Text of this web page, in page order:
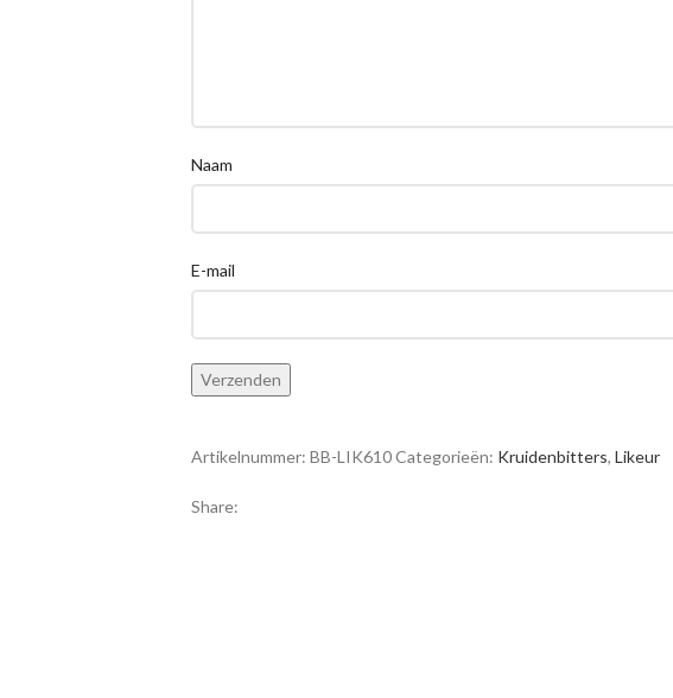
Naam
E-mail
Artikelnummer: BB-LIK610Categorieën: Kruidenbitters, Likeur
Share: